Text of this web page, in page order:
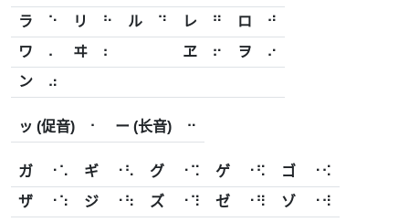
ラ
⠑ リ ⠓ ル ⠙ レ ⠛ ロ
⠚
ワ
⠄ ヰ ⠆ ヱ ⠖ ヲ
⠔
ン
⠴
ッ (促音) ⠂ ー (长音) ⠒
ガ ⠐⠡ ギ ⠐⠣ グ ⠐⠩ ゲ ⠐⠫ ゴ
⠐⠪
ザ
⠐⠱ ジ ⠐⠳ ズ ⠐⠹ ゼ ⠐⠻ ゾ
⠐⠺